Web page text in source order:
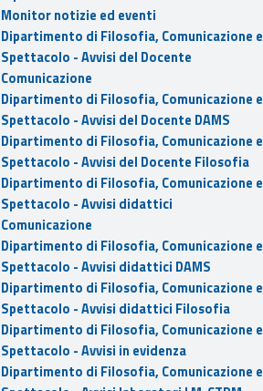
Monitor notizie ed eventi
Dipartimento di Filosofia, Comunicazione e
Spettacolo - Avvisi del Docente
Comunicazione
Dipartimento di Filosofia, Comunicazione e
Spettacolo - Avvisi del Docente DAMS
Dipartimento di Filosofia, Comunicazione e
Spettacolo - Avvisi del Docente Filosofia
Dipartimento di Filosofia, Comunicazione e
Spettacolo - Avvisi didattici
Comunicazione
Dipartimento di Filosofia, Comunicazione e
Spettacolo - Avvisi didattici DAMS
Dipartimento di Filosofia, Comunicazione e
Spettacolo - Avvisi didattici Filosofia
Dipartimento di Filosofia, Comunicazione e
Spettacolo - Avvisi in evidenza
Dipartimento di Filosofia, Comunicazione e